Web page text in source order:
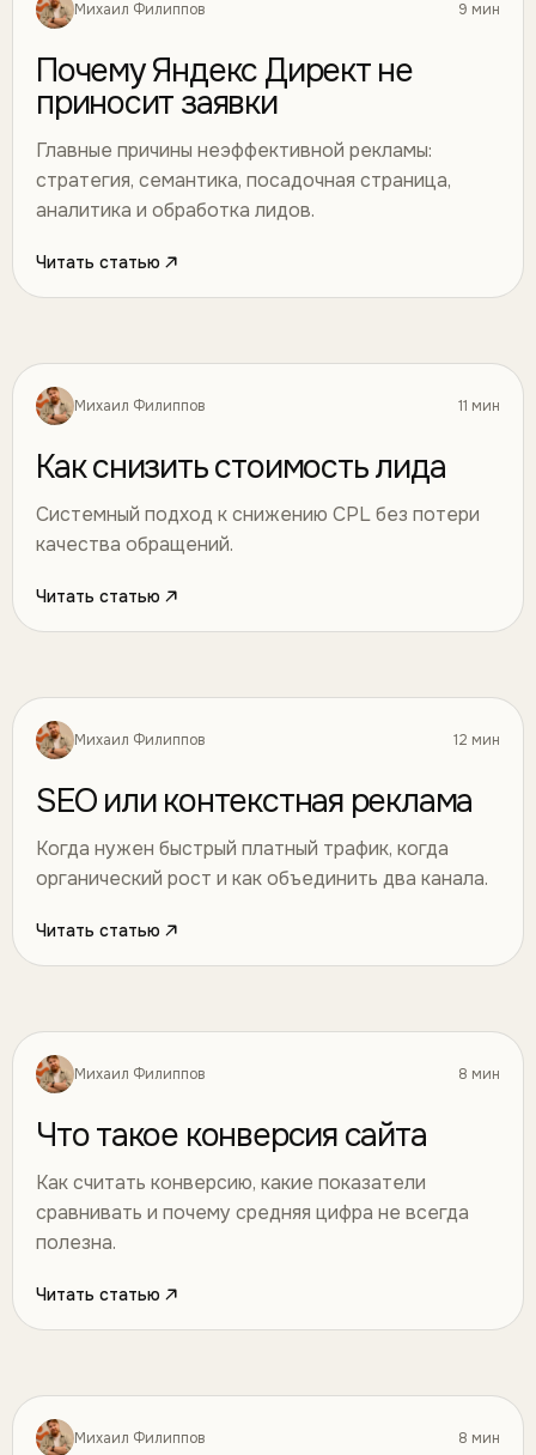
Маркетинг 11
Михаил Филиппов 9 мин
Почему Яндекс Директ не
приносит заявки
Главные причины неэффективной рекламы:
стратегия, семантика, посадочная страница,
аналитика и обработка лидов.
Читать статью
Маркетинг 12
Михаил Филиппов 11 мин
Как снизить стоимость лида
Системный подход к снижению CPL без потери
качества обращений.
Читать статью
Маркетинг 13
Михаил Филиппов 12 мин
SEO или контекстная реклама
Когда нужен быстрый платный трафик, когда
органический рост и как объединить два канала.
Читать статью
Маркетинг 14
Михаил Филиппов 8 мин
Что такое конверсия сайта
Как считать конверсию, какие показатели
сравнивать и почему средняя цифра не всегда
полезна.
Читать статью
Маркетинг 15
Михаил Филиппов 8 мин